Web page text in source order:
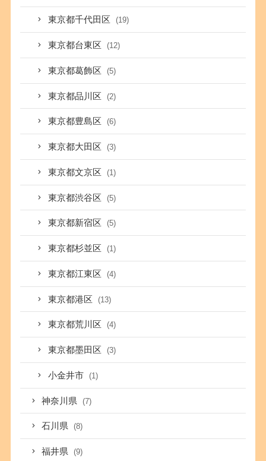
東京都千代田区 (19)
東京都台東区 (12)
東京都葛飾区 (5)
東京都品川区 (2)
東京都豊島区 (6)
東京都大田区 (3)
東京都文京区 (1)
東京都渋谷区 (5)
東京都新宿区 (5)
東京都杉並区 (1)
東京都江東区 (4)
東京都港区 (13)
東京都荒川区 (4)
東京都墨田区 (3)
小金井市 (1)
神奈川県 (7)
石川県 (8)
福井県 (9)